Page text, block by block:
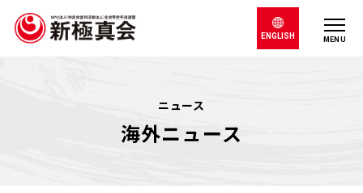
MENU
ENGLISH
ニュース
海外ニュース